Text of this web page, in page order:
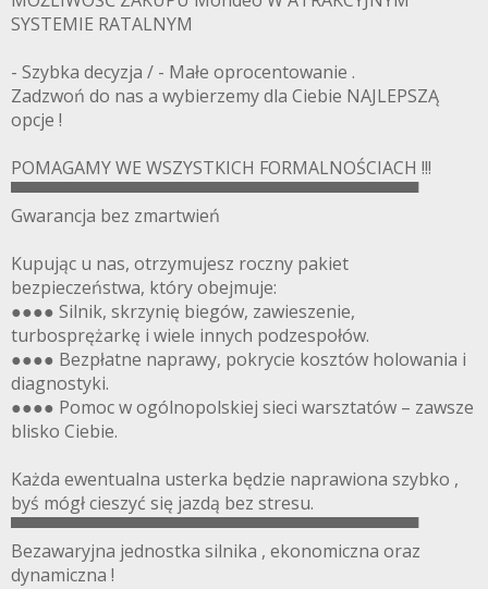
SYSTEMIE RATALNYM
- Szybka decyzja / - Małe oprocentowanie .
Zadzwoń do nas a wybierzemy dla Ciebie NAJLEPSZĄ
opcje !
POMAGAMY WE WSZYSTKICH FORMALNOŚCIACH !!!
▀▀▀▀▀▀▀▀▀▀▀▀▀▀▀▀▀▀▀▀▀▀▀▀▀▀▀▀▀▀▀▀▀▀
Gwarancja bez zmartwień
Kupując u nas, otrzymujesz roczny pakiet
bezpieczeństwa, który obejmuje:
●●●● Silnik, skrzynię biegów, zawieszenie,
turbosprężarkę i wiele innych podzespołów.
●●●● Bezpłatne naprawy, pokrycie kosztów holowania i
diagnostyki.
●●●● Pomoc w ogólnopolskiej sieci warsztatów – zawsze
blisko Ciebie.
Każda ewentualna usterka będzie naprawiona szybko ,
byś mógł cieszyć się jazdą bez stresu.
▀▀▀▀▀▀▀▀▀▀▀▀▀▀▀▀▀▀▀▀▀▀▀▀▀▀▀▀▀▀▀▀▀▀
Bezawaryjna jednostka silnika , ekonomiczna oraz
dynamiczna !